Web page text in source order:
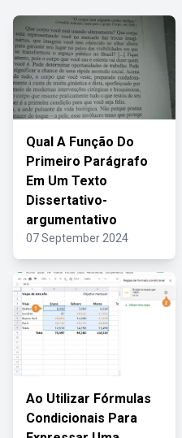
Qual A Função Do
Primeiro Parágrafo
Em Um Texto
Dissertativo-
argumentativo
07 September 2024
Ao Utilizar Fórmulas
Condicionais Para